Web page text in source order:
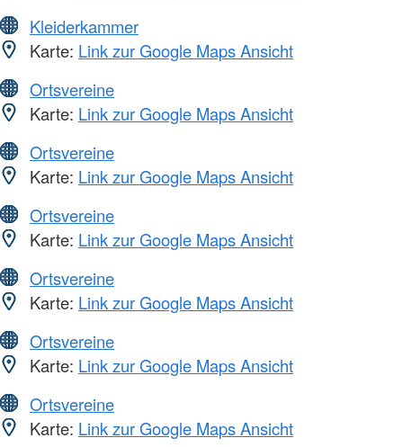
Kleiderkammer
Karte: Link zur Google Maps Ansicht
Ortsvereine
Karte: Link zur Google Maps Ansicht
Ortsvereine
Karte: Link zur Google Maps Ansicht
Ortsvereine
Karte: Link zur Google Maps Ansicht
Ortsvereine
Karte: Link zur Google Maps Ansicht
Ortsvereine
Karte: Link zur Google Maps Ansicht
Ortsvereine
Karte: Link zur Google Maps Ansicht